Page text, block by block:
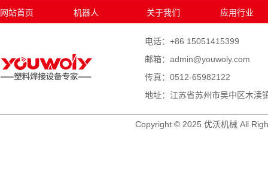
网站首页 机器人 关于我们 应用行业
电话：+86 15051415399
邮箱：admin@youwoly.com
传真：0512-65982122
地址：江苏省苏州市吴中区木渎
Copyright © 2025 优沃机械 All